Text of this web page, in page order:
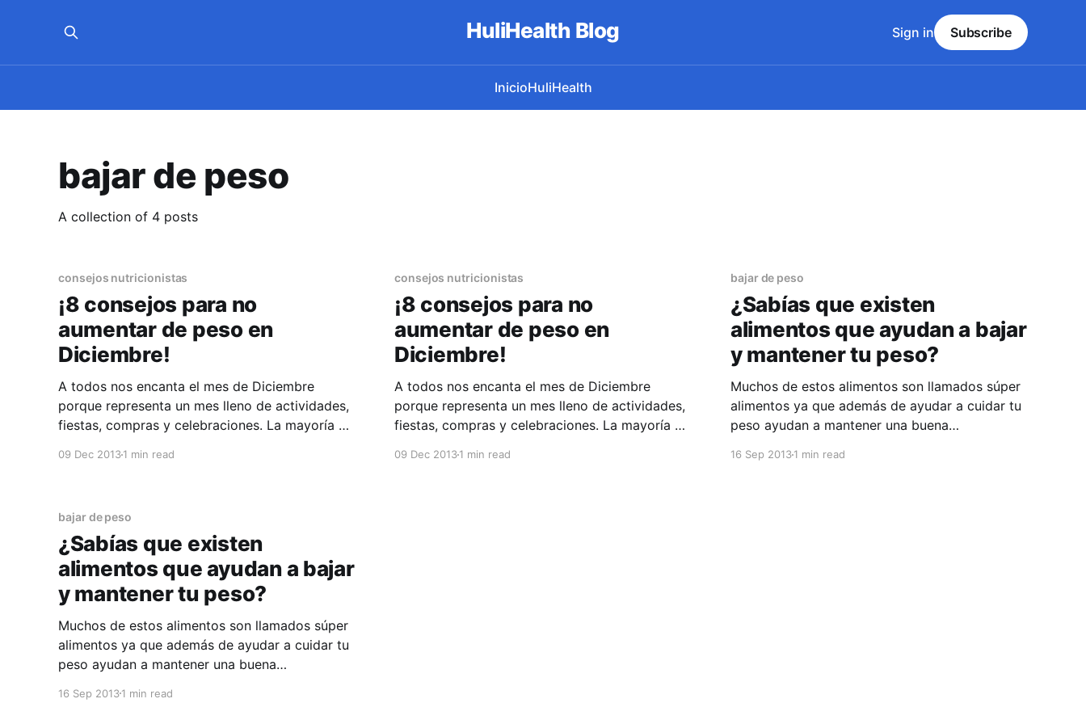
HuliHealth Blog
InicioHuliHealth
Sign in Subscribe
bajar de peso
A collection of 4 posts
consejos nutricionistas
¡8 consejos para no
aumentar de peso en
Diciembre!
A todos nos encanta el mes de Diciembre
porque representa un mes lleno de actividades,
fiestas, compras y celebraciones. La mayoría de
09 Dec 20131 min read
consejos nutricionistas
¡8 consejos para no
aumentar de peso en
Diciembre!
A todos nos encanta el mes de Diciembre
porque representa un mes lleno de actividades,
fiestas, compras y celebraciones. La mayoría de
09 Dec 20131 min read
bajar de peso
¿Sabías que existen
alimentos que ayudan a bajar
y mantener tu peso?
Muchos de estos alimentos son llamados súper
alimentos ya que además de ayudar a cuidar tu
peso ayudan a mantener una buena
súper alimentos pero hoy les voy a hablar de 10
16 Sep 20131 min read
bajar de peso
¿Sabías que existen
alimentos que ayudan a bajar
y mantener tu peso?
Muchos de estos alimentos son llamados súper
alimentos ya que además de ayudar a cuidar tu
peso ayudan a mantener una buena
súper alimentos pero hoy les voy a hablar de 10
16 Sep 20131 min read